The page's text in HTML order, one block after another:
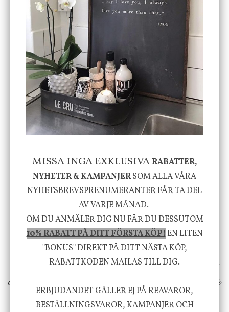
KÖP INFO KÖP
House Doctor
Skål, Hands marmor
-20%
INFO KÖP
Nicolas Vahé
Serveringsfat, Ostron,
Stengods
INFO KÖP
Vi vill förmedla känsla, upplevelse och
välbefinnande för dig och ditt hem! Med
inspiration från naturen och dess färgpalett
erbjuder vi omsorgsfullt utvalda produkter som
ökar trivsel i ditt hem och ger det lilla extra för
att öka ditt välmående!
MISSA INGA EXKLUSIVARABATTER,
NYHETER & KAMPANJERSOM ALLA VÅRA
NYHETSBREVSPRENUMERANTER FÅR TA DEL
AV VARJE MÅNAD.
OM DU ANMÄLER DIG NU FÅR DU DESSUTOM
10% RABATT PÅ DITT FÖRSTA KÖP!EN LITEN
"BONUS" DIREKT PÅ DITT NÄSTA KÖP,
RABATTKODEN MAILAS TILL DIG.
ERBJUDANDET GÄLLER EJ PÅ REAVAROR,
BESTÄLLNINGSVAROR, KAMPANJER OCH